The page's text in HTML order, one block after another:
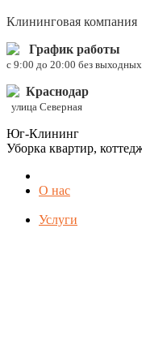
Клининговая компания
График работы
c 9:00 до 20:00 без выходных
Краснодар
улица Северная
Юг-Клининг
Уборка квартир,
О нас
Услуги